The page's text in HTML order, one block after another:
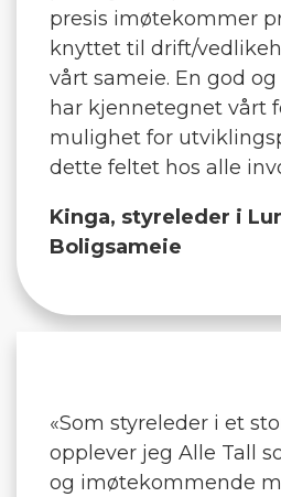
presis imøtekommer
knyttet til drift/
vårt sameie. En god
har kjennetegnet vårt
mulighet for
dette feltet hos alle
Kinga, styreleder i
Boligsameie
«Som styreleder i et
opplever jeg Alle Tall
og imøtekommende